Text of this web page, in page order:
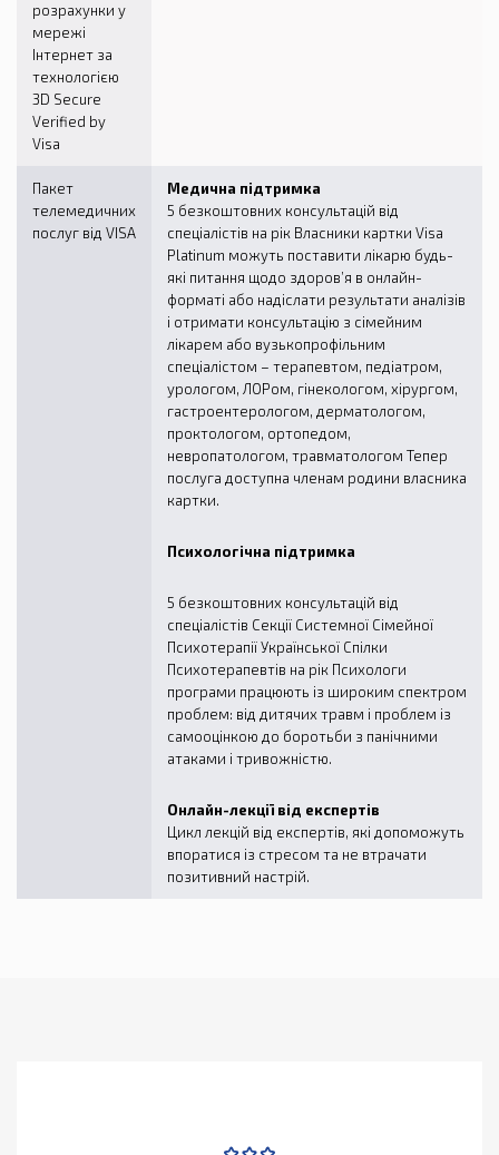
розрахунки у
мережі
Інтернет за
технологією
3D Secure
Verified by
Visa
Пакет
телемедичних
послуг від VISA
Медична підтримка
5 безкоштовних консультацій від
спеціалістів на рік Власники картки Visa
Platinum можуть поставити лікарю будь-
які питання щодо здоров’я в онлайн-
форматі або надіслати результати аналізів
і отримати консультацію з сімейним
лікарем або вузькопрофільним
спеціалістом – терапевтом, педіатром,
урологом, ЛОРом, гінекологом, хірургом,
гастроентерологом, дерматологом,
проктологом, ортопедом,
невропатологом, травматологом Тепер
послуга доступна членам родини власника
картки.
Психологічна підтримка
5 безкоштовних консультацій від
спеціалістів Секції Системної Сімейної
Психотерапії Української Спілки
Психотерапевтів на рік Психологи
програми працюють із широким спектром
проблем: від дитячих травм і проблем із
самооцінкою до боротьби з панічними
атаками і тривожністю.
Онлайн-лекції від експертів
Цикл лекцій від експертів, які допоможуть
впоратися із стресом та не втрачати
позитивний настрій.